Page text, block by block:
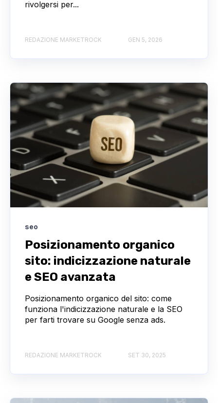
rivolgersi per...
REDAZIONE MARKETROCK GEN 5, 2026
seo
Posizionamento organico
sito: indicizzazione naturale
e SEO avanzata
Posizionamento organico del sito: come
funziona l'indicizzazione naturale e la SEO
per farti trovare su Google senza ads.
REDAZIONE MARKETROCK SET 30, 2025